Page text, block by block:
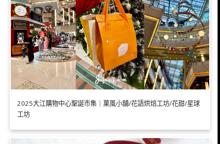
2025大江購物中心聖誕市集｜菓風小舖/花語烘焙工坊/花甜/星球
工坊